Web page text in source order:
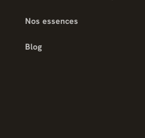
Nos essences
Blog